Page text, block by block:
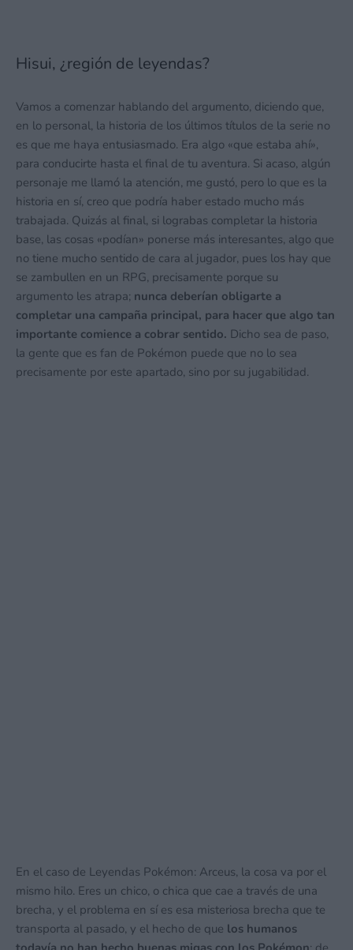
Hisui, ¿región de leyendas?
Vamos a comenzar hablando del argumento, diciendo que,
en lo personal, la historia de los últimos títulos de la serie no
es que me haya entusiasmado. Era algo «que estaba ahí»,
para conducirte hasta el final de tu aventura. Si acaso, algún
personaje me llamó la atención, me gustó, pero lo que es la
historia en sí, creo que podría haber estado mucho más
trabajada. Quizás al final, si lograbas completar la historia
base, las cosas «podían» ponerse más interesantes, algo que
no tiene mucho sentido de cara al jugador, pues los hay que
se zambullen en un RPG, precisamente porque su
argumento les atrapa; nunca deberían obligarte a
completar una campaña principal, para hacer que algo tan
importante comience a cobrar sentido. Dicho sea de paso,
la gente que es fan de Pokémon puede que no lo sea
precisamente por este apartado, sino por su jugabilidad.
En el caso de Leyendas Pokémon: Arceus, la cosa va por el
mismo hilo. Eres un chico, o chica que cae a través de una
brecha, y el problema en sí es esa misteriosa brecha que te
transporta al pasado, y el hecho de que los humanos